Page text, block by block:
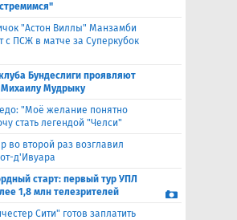
"Астон Виллы" Манзамби
с ПСЖ в матче за Суперкубок
Бундеслиги проявляют
Михаилу Мудрыку
"Моё желание понятно
стать легендой "Челси"
во второй раз возглавил
д'Ивуара
старт: первый тур УПЛ
1,8 млн телезрителей
Сити" готов заплатить